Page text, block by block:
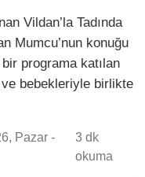
Vildan’la Tadında
Mumcu’nun konuğu
programa katılan
bebekleriyle birlikte
Pazar -
3 dk
okuma